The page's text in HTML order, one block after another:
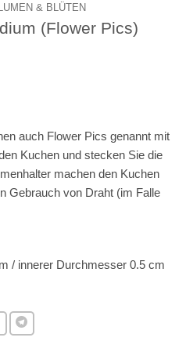
& BLÜTEN
(Flower Pics)
auch Flower Pics genannt mit
Kuchen und stecken Sie die
machen den Kuchen
Gebrauch von Draht (im Falle
/ innerer Durchmesser 0.5 cm